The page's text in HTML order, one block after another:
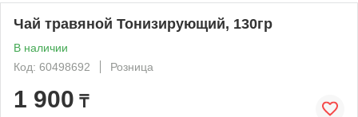
Чай травяной Тонизирующий, 130гр
В наличии
Код: 60498692
Розница
1 900 ₸